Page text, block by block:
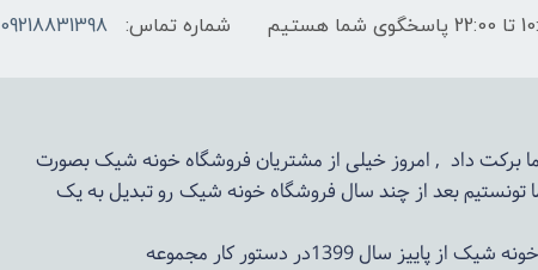
شماره تماس: 09218831398
برکت داد , امروز خیلی از مشتریان فروشگاه خونه شیک بصورت
تونستیم بعد از چند سال فروشگاهخونه شیکرو تبدیل به یک
سال 1399در دستور کار مجموعه